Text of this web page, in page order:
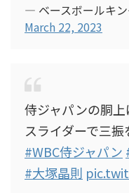
— ベースボールキ
March 22, 2023
侍ジャパンの胴
スライダーで三
#WBC侍ジャパン
#大塚晶則